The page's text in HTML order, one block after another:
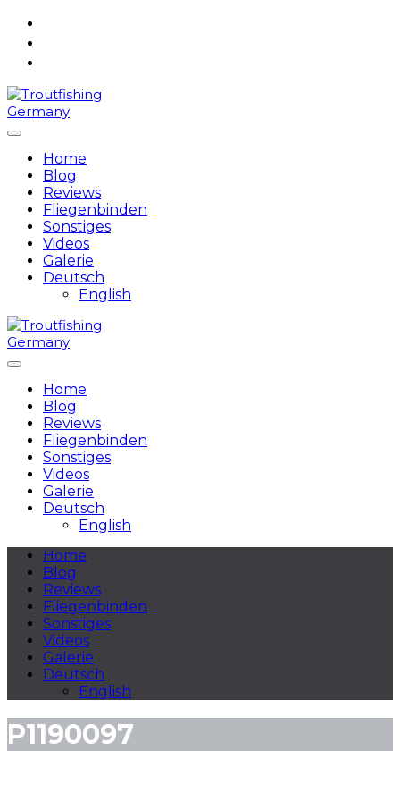
Skip
Home
Blog
Reviews
Fliegenbinden
Sonstiges
Videos
Galerie
Deutsch
English
Home
Blog
Reviews
Fliegenbinden
Sonstiges
Videos
Galerie
Deutsch
English
Home
Blog
Reviews
Fliegenbinden
Sonstiges
Videos
Galerie
Deutsch
English
P1190097